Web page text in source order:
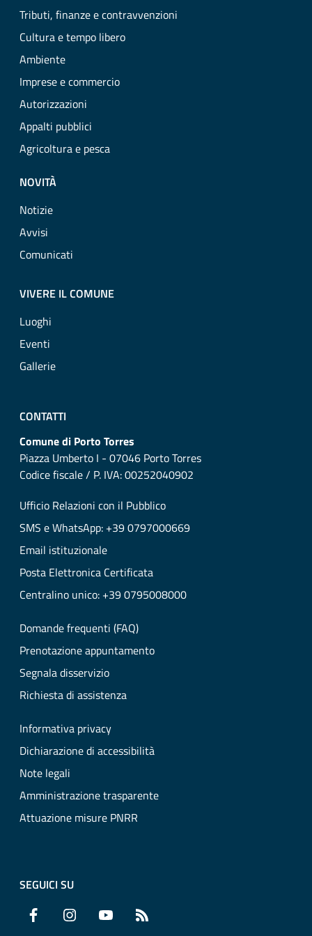
Tributi, finanze e contravvenzioni
Cultura e tempo libero
Ambiente
Imprese e commercio
Autorizzazioni
Appalti pubblici
Agricoltura e pesca
NOVITÀ
Notizie
Avvisi
Comunicati
VIVERE IL COMUNE
Luoghi
Eventi
Gallerie
CONTATTI
Comune di Porto Torres
Piazza Umberto I - 07046 Porto Torres
Codice fiscale / P. IVA: 00252040902
Ufficio Relazioni con il Pubblico
SMS e WhatsApp: +39 0797000669
Email istituzionale
Posta Elettronica Certificata
Centralino unico: +39 0795008000
Domande frequenti (FAQ)
Prenotazione appuntamento
Segnala disservizio
Richiesta di assistenza
Informativa privacy
Dichiarazione di accessibilità
Note legali
Amministrazione trasparente
Attuazione misure PNRR
SEGUICI SU
Facebook Instagram YouTube